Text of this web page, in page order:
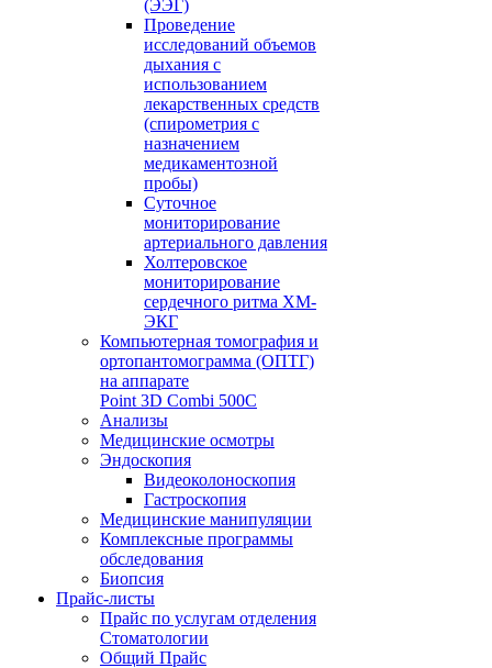
(ЭЭГ)
Проведение
исследований объемов
дыхания с
использованием
лекарственных средств
(спирометрия с
назначением
медикаментозной
пробы)
Суточное
мониторирование
артериального давления
Холтеровское
мониторирование
сердечного ритма ХМ-
ЭКГ
Компьютерная томография и
ортопантомограмма (ОПТГ)
на аппарате
Point 3D Combi 500C
Анализы
Медицинские осмотры
Эндоскопия
Видеоколоноскопия
Гастроскопия
Медицинские манипуляции
Комплексные программы
обследования
Биопсия
Прайс-листы
Прайс по услугам отделения
Стоматологии
Общий Прайс